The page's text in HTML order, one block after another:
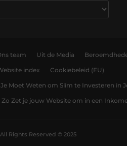
team Uit de Media
index Cookiebeleid (EU)
Moet Weten om Slim te Investeren in
Zo Zet je jouw Website om in een
All Rights Reserved © 2025